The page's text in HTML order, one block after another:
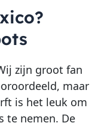
zijn groot fan
maar
is het leuk om
te nemen. De